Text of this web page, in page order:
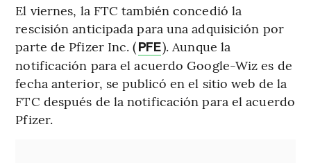
El viernes, la FTC también concedió la
rescisión anticipada para una adquisición por
parte de Pfizer Inc. (PFE). Aunque la
notificación para el acuerdo Google-Wiz es de
fecha anterior, se publicó en el sitio web de la
FTC después de la notificación para el acuerdo
Pfizer.